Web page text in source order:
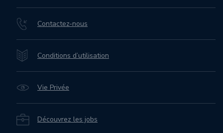
Contactez-nous
Conditions d’utilisation
Vie Privée
Découvrez les jobs